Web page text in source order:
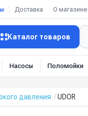
Доставка О магазине
Каталог товаров
Насосы Поломойки
давления UDOR